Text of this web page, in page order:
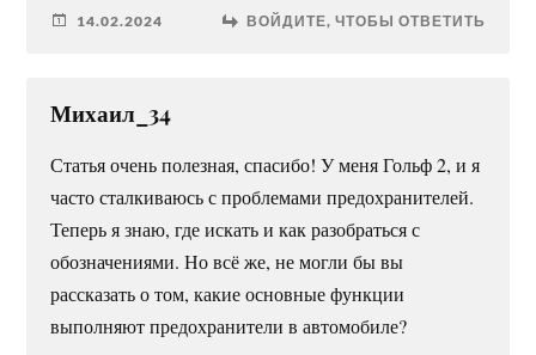
14.02.2024 ВОЙДИТЕ, ЧТОБЫ ОТВЕТИТЬ
Михаил_34
Статья очень полезная, спасибо! У меня Гольф 2, и я
часто сталкиваюсь с проблемами предохранителей.
Теперь я знаю, где искать и как разобраться с
обозначениями. Но всё же, не могли бы вы
рассказать о том, какие основные функции
выполняют предохранители в автомобиле?